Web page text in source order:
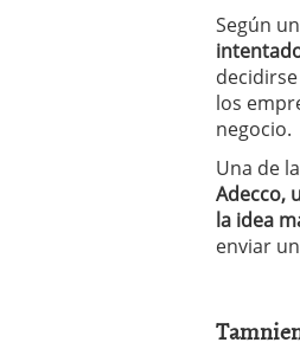
Según un
los
negocio.
Una de
Adecco,
la idea
enviar